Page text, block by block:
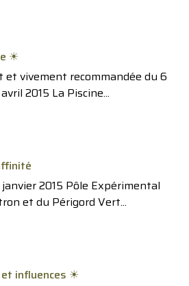
☀︎
vivement recommandée du 6
2015 La Piscine...
2015 Pôle Expérimental
et du Périgord Vert...
influences ☀︎